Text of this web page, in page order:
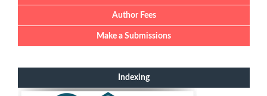
Author Fees
Make a Submissions
Indexing